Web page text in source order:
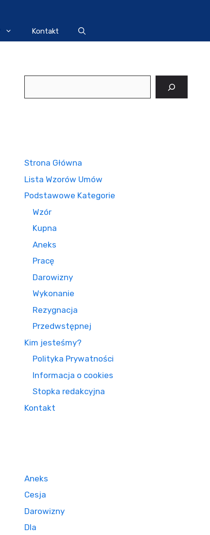
Kontakt
Strona Główna
Lista Wzorów Umów
Podstawowe Kategorie
Wzór
Kupna
Aneks
Pracę
Darowizny
Wykonanie
Rezygnacja
Przedwstępnej
Kim jesteśmy?
Polityka Prywatności
Informacja o cookies
Stopka redakcyjna
Kontakt
Aneks
Cesja
Darowizny
Dla